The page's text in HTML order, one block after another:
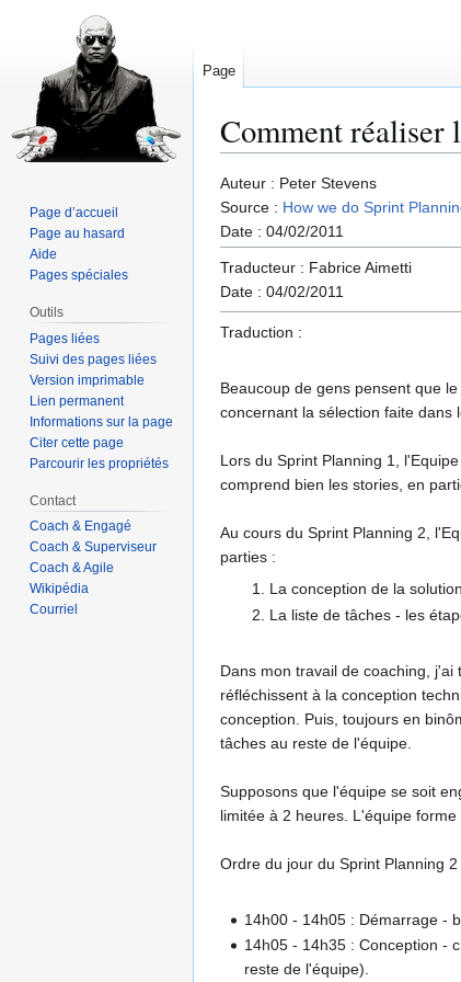
Comment réaliser
Aller
à
la
Aller
à
la
Auteur : Peter Stevens
Source : How we do Sprint
Date : 04/02/2011
Traducteur : Fabrice Aimetti
Date : 04/02/2011
Traduction :
Beaucoup de gens pensent que
concernant la sélection faite dans
Lors du Sprint Planning 1,
comprend bien les stories, en
Au cours du Sprint Planning 2,
parties :
La conception de la
La liste de tâches - les
Dans mon travail de coaching,
réfléchissent à la conception
conception. Puis, toujours en
tâches au reste de l'équipe.
Supposons que l'équipe se soit
limitée à 2 heures. L'équipe
Ordre du jour du Sprint Planning 2
14h00 - 14h05 : Démarrage -
14h05 - 14h35 : Conception -
reste de l'équipe).
Page
Page d’accueil
Page au hasard
Aide
Pages spéciales
Outils
Pages liées
Suivi des pages liées
Version imprimable
Lien permanent
Informations sur la page
Citer cette page
Parcourir les propriétés
Contact
Coach & Engagé
Coach & Superviseur
Coach & Agile
Wikipédia
Courriel